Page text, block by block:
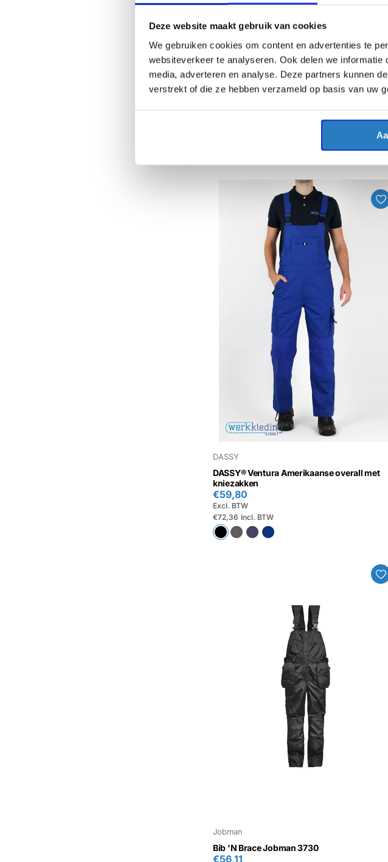
Deze website maakt gebruik van cookies
We gebruiken cookies om content en advertenties te
websiteverkeer te analyseren. Ook delen we
media, adverteren en analyse. Deze partners kunnen
verstrekt of die ze hebben verzameld op basis van uw
HaVep
Havep Amerikaanse overall 20195
DASSY
DASSY® Ventura Amerikaanse overall met
kniezakken
€72,36 Incl. BTW
€59,80
Excl. BTW
Jobman
Bib 'N Brace Jobman 3730
€56,11